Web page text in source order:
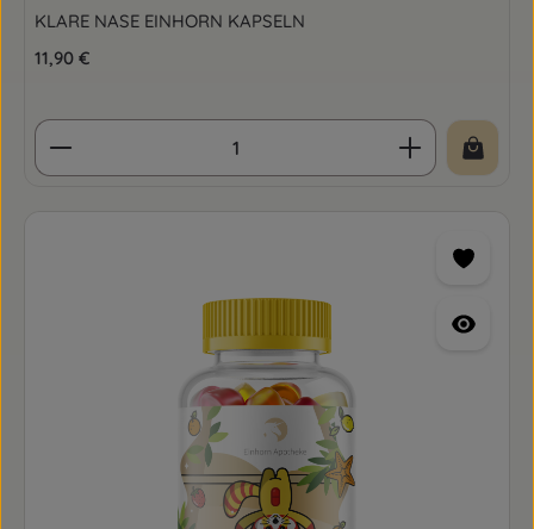
KLARE NASE EINHORN KAPSELN
Regulärer Preis:
11,90 €
Produkt Anzahl: Gib den gewünschten Wert